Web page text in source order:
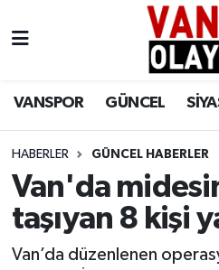
VANSPOR GÜNCEL
HABERLER GÜNCEL HABERLER
Van'da
taşıyan 8 kişi
Van’da düzenlenen
Siyaset
Sağlık
Van Nöbetçi Eczaneler
Van Namaz Vakitleri
Van Trafik Yoğunluk
Süper Lig Puan